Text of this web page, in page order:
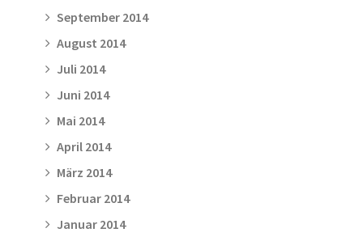
September 2014
August 2014
Juli 2014
Juni 2014
Mai 2014
April 2014
März 2014
Februar 2014
Januar 2014